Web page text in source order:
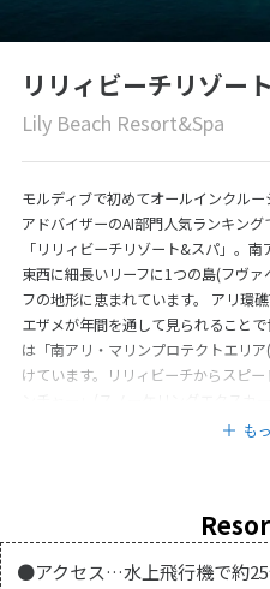
リリィビーチリゾー
Lily Beach Resort&Spa
モルディブで初めてオールインクル
アドバイザーのAI部門人気ランキン
「リリィビーチリゾート&スパ」。
東西に細長いリーフに1つの島(フヴ
フの地形に恵まれています。 アリ環
エザメが年間を通して見られること
は「南アリ・マリンプロテクトエリ
けています。リリィビーチからスピ
ことが可能。 9~12時の半日コース。
ィングなアクティビティが豊富です
しい海とビーチ、楽しいアクティビ
も
●アクセス…水上飛行機で